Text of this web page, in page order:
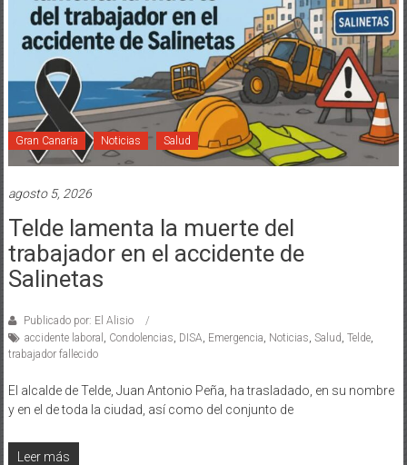
Gran Canaria Noticias Salud
agosto 5, 2026
Telde lamenta la muerte del
trabajador en el accidente de
Salinetas
Publicado por: El Alisio
accidente laboral
Condolencias DISA Emergencia Noticias Salud Telde,
trabajador fallecido
El alcalde de Telde, Juan Antonio Peña, ha trasladado, en su nombre
y en el de toda la ciudad, así como del conjunto de
Leer más